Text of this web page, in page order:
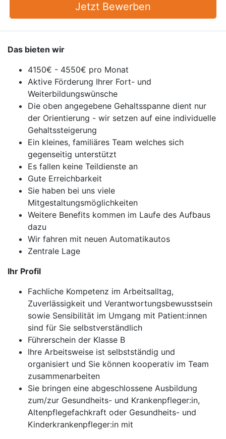
Jetzt Bewerben
Das bieten wir
4150€ - 4550€ pro Monat
Aktive Förderung Ihrer Fort- und
Weiterbildungswünsche
Die oben angegebene Gehaltsspanne dient nur
der Orientierung - wir setzen auf eine individuelle
Gehaltssteigerung
Ein kleines, familiäres Team welches sich
gegenseitig unterstützt
Es fallen keine Teildienste an
Gute Erreichbarkeit
Sie haben bei uns viele
Mitgestaltungsmöglichkeiten
Weitere Benefits kommen im Laufe des Aufbaus
dazu
Wir fahren mit neuen Automatikautos
Zentrale Lage
Ihr Profil
Fachliche Kompetenz im Arbeitsalltag,
Zuverlässigkeit und Verantwortungsbewusstsein
sowie Sensibilität im Umgang mit Patient:innen
sind für Sie selbstverständlich
Führerschein der Klasse B
Ihre Arbeitsweise ist selbstständig und
organisiert und Sie können kooperativ im Team
zusammenarbeiten
Sie bringen eine abgeschlossene Ausbildung
zum/zur Gesundheits- und Krankenpfleger:in,
Altenpflegefachkraft oder Gesundheits- und
Kinderkrankenpfleger:in mit